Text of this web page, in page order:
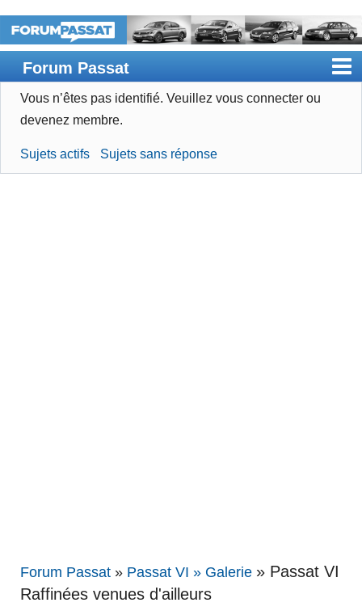
Forum Passat
Accueil
Devenir membre
Vous n’êtes pas identifié. Veuillez vous connecter ou
devenez membre.
Sujets actifs Sujets sans réponse
Forum Passat » Passat VI » Galerie » Passat VI
Raffinées venues d'ailleurs